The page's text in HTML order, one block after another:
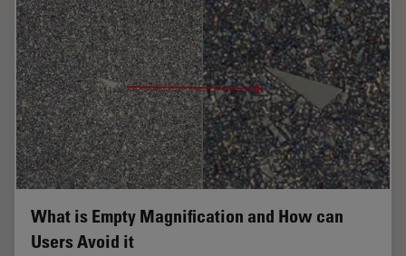
What is Empty Magnification and How can
Users Avoid it